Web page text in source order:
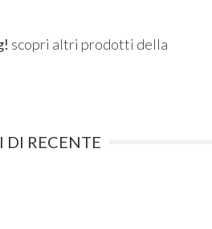
scopri altri prodotti della
DI RECENTE